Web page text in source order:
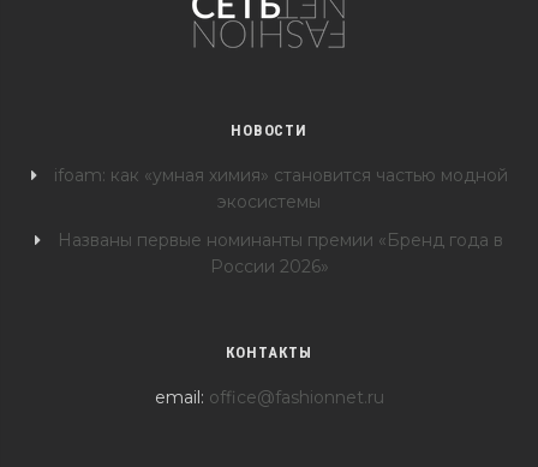
НОВОСТИ
ifoam: как «умная химия» становится частью модной
экосистемы
Названы первые номинанты премии «Бренд года в
России 2026»
КОНТАКТЫ
email: office@fashionnet.ru